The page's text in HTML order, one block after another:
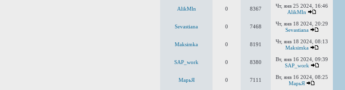
AlikMln 0 8367
Чт, янв 25 2024, 16:46
AlikMln
Sevastiana 0 7468
Чт, янв 18 2024, 20:29
Sevastiana
Maksimka 0 8191
Чт, янв 18 2024, 08:13
Maksimka
SAP_work 0 8380
Вт, янв 16 2024, 09:39
SAP_work
MaрьЯ 0 7111
Вт, янв 16 2024, 08:25
MaрьЯ